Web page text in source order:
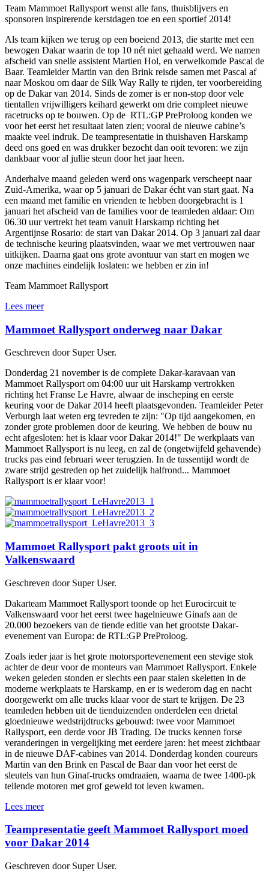
Team Mammoet Rallysport wenst alle fans, thuisblijvers en
sponsoren inspirerende kerstdagen toe en een sportief 2014!
Als team kijken we terug op een boeiend 2013, die startte met een
bewogen Dakar waarin de top 10 nét niet gehaald werd. We namen
afscheid van snelle assistent Martien Hol, en verwelkomde Pascal de
Baar. Teamleider Martin van den Brink reisde samen met Pascal af
naar Moskou om daar de Silk Way Rally te rijden, ter voorbereiding
op de Dakar van 2014. Sinds de zomer is er non-stop door vele
tientallen vrijwilligers keihard gewerkt om drie compleet nieuwe
racetrucks op te bouwen. Op de RTL:GP PreProloog konden we
voor het eerst het resultaat laten zien; vooral de nieuwe cabine’s
maakte veel indruk. De teampresentatie in thuishaven Harskamp
deed ons goed en was drukker bezocht dan ooit tevoren: we zijn
dankbaar voor al jullie steun door het jaar heen.
Anderhalve maand geleden werd ons wagenpark verscheept naar
Zuid-Amerika, waar op 5 januari de Dakar écht van start gaat. Na
een maand met familie en vrienden te hebben doorgebracht is 1
januari het afscheid van de families voor de teamleden aldaar: Om
06.30 uur vertrekt het team vanuit Harskamp richting het
Argentijnse Rosario: de start van Dakar 2014. Op 3 januari zal daar
de technische keuring plaatsvinden, waar we met vertrouwen naar
uitkijken. Daarna gaat ons grote avontuur van start en mogen we
onze machines eindelijk loslaten: we hebben er zin in!
Team Mammoet Rallysport
Lees meer
Mammoet Rallysport onderweg naar Dakar
Geschreven door Super User.
Donderdag 21 november is de complete Dakar-karavaan van
Mammoet Rallysport om 04:00 uur uit Harskamp vertrokken
richting het Franse Le Havre, alwaar de inscheping en eerste
keuring voor de Dakar 2014 heeft plaatsgevonden. Teamleider Peter
Verburgh laat weten erg tevreden te zijn: "Op tijd aangekomen, en
zonder grote problemen door de keuring. We hebben de bouw nu
echt afgesloten: het is klaar voor Dakar 2014!" De werkplaats van
Mammoet Rallysport is nu leeg, en zal de (ongetwijfeld gehavende)
trucks pas eind februari weer terugzien. In de tussentijd wordt de
zware strijd gestreden op het zuidelijk halfrond... Mammoet
Rallysport is er klaar voor!
Mammoet Rallysport pakt groots uit in
Valkenswaard
Geschreven door Super User.
Dakarteam Mammoet Rallysport toonde op het Eurocircuit te
Valkenswaard voor het eerst twee hagelnieuwe Ginafs aan de
20.000 bezoekers van de tiende editie van het grootste Dakar-
evenement van Europa: de RTL:GP PreProloog.
Zoals ieder jaar is het grote motorsportevenement een stevige stok
achter de deur voor de monteurs van Mammoet Rallysport. Enkele
weken geleden stonden er slechts een paar stalen skeletten in de
moderne werkplaats te Harskamp, en er is wederom dag en nacht
doorgewerkt om alle trucks klaar voor de start te krijgen. De 23
teamleden hebben uit de tienduizenden onderdelen een drietal
gloednieuwe wedstrijdtrucks gebouwd: twee voor Mammoet
Rallysport, een derde voor JB Trading. De trucks kennen forse
veranderingen in vergelijking met eerdere jaren: het meest zichtbaar
in de nieuwe DAF-cabines van 2014. Donderdag konden coureurs
Martin van den Brink en Pascal de Baar dan voor het eerst de
sleutels van hun Ginaf-trucks omdraaien, waarna de twee 1400-pk
tellende motoren met grof geweld tot leven kwamen.
Lees meer
Teampresentatie geeft Mammoet Rallysport moed
voor Dakar 2014
Geschreven door Super User.